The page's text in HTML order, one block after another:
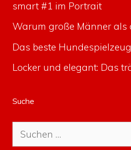
smart #1 im Portrait
Warum große Männer als
Das beste
Locker und elegant: Das
Suche
Suche
nach: